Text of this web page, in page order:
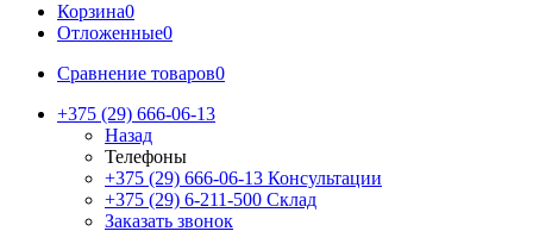
Корзина0
Отложенные0
Сравнение товаров0
+375 (29) 666-06-13
Назад
Телефоны
+375 (29) 666-06-13 Консультации
+375 (29) 6-211-500 Склад
Заказать звонок